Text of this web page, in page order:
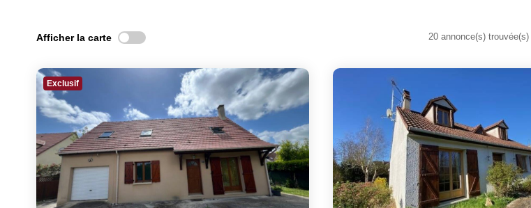
Afficher la carte 20 annonce(s) trouvée(s)
Exclusif